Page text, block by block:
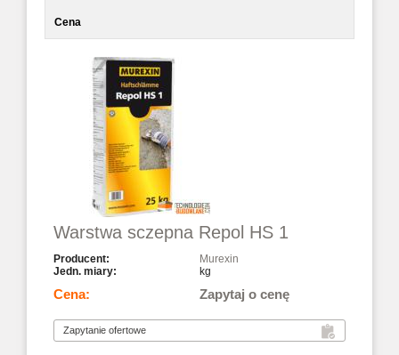
Cena
Warstwa sczepna Repol HS 1
Murexin
kg
Zapytaj o cenę